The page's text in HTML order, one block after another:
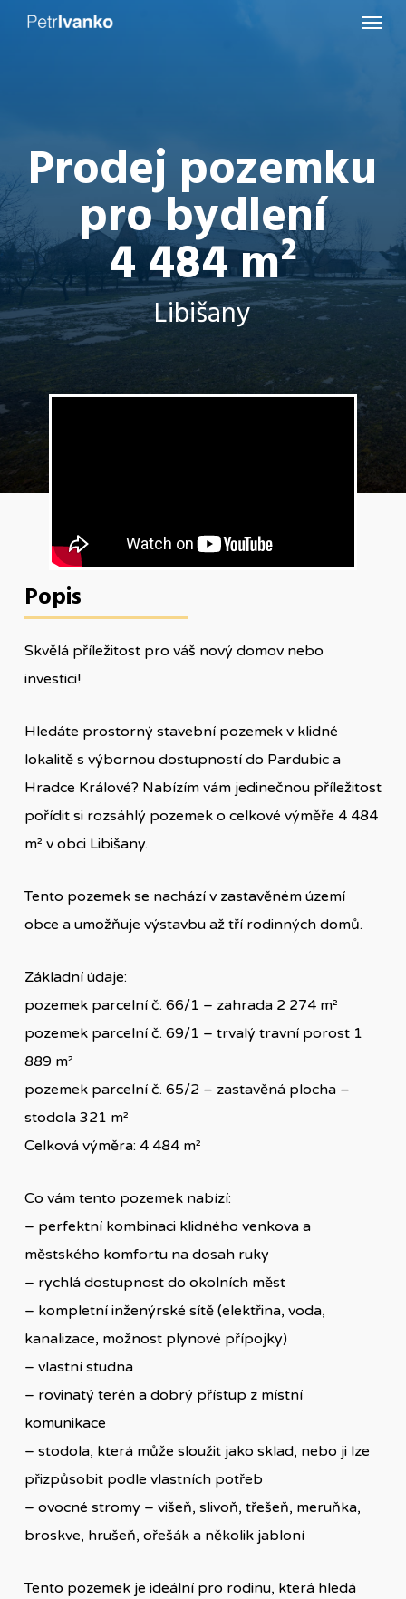
Skip
Menu
Prodej pozemku
pro bydlení
4 484 m²
Libišany
Popis
Skvělá příležitost pro váš nový domov nebo
investici!
Hledáte prostorný stavební pozemek v klidné
lokalitě s výbornou dostupností do Pardubic a
Hradce Králové? Nabízím vám jedinečnou příležitost
pořídit si rozsáhlý pozemek o celkové výměře 4 484
m² v obci Libišany.
Tento pozemek se nachází v zastavěném území
obce a umožňuje výstavbu až tří rodinných domů.
Základní údaje:
pozemek parcelní č. 66/1 – zahrada 2 274 m²
pozemek parcelní č. 69/1 – trvalý travní porost 1
889 m²
pozemek parcelní č. 65/2 – zastavěná plocha –
stodola 321 m²
Celková výměra: 4 484 m²
Co vám tento pozemek nabízí:
– perfektní kombinaci klidného venkova a
městského komfortu na dosah ruky
– rychlá dostupnost do okolních měst
– kompletní inženýrské sítě (elektřina, voda,
kanalizace, možnost plynové přípojky)
– vlastní studna
– rovinatý terén a dobrý přístup z místní
komunikace
– stodola, která může sloužit jako sklad, nebo ji lze
přizpůsobit podle vlastních potřeb
– ovocné stromy – višeň, slivoň, třešeň, meruňka,
broskve, hrušeň, ořešák a několik jabloní
Tento pozemek je ideální pro rodinu, která hledá